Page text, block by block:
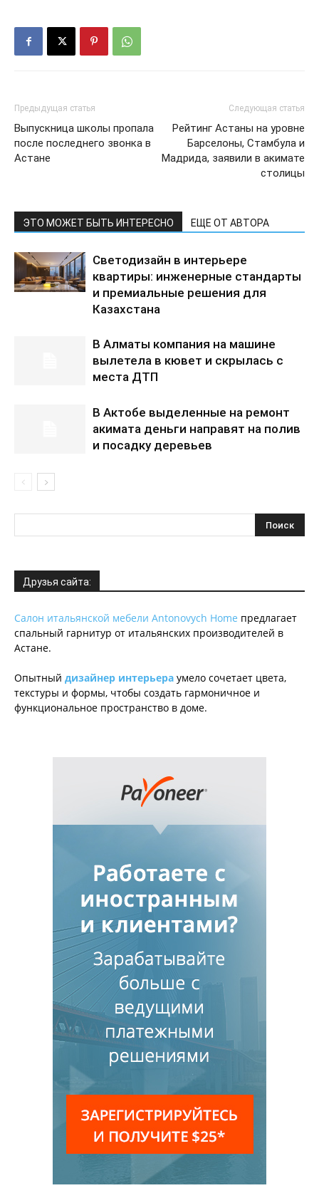
Предыдущая статья
Выпускница школы пропала
после последнего звонка в
Астане
Следующая статья
Рейтинг Астаны на уровне
Барселоны, Стамбула и
Мадрида, заявили в акимате
столицы
ЭТО МОЖЕТ БЫТЬ ИНТЕРЕСНО ЕЩЕ ОТ АВТОРА
Светодизайн в интерьере
квартиры: инженерные стандарты
и премиальные решения для
Казахстана
В Алматы компания на машине
вылетела в кювет и скрылась с
места ДТП
В Актобе выделенные на ремонт
акимата деньги направят на полив
и посадку деревьев
Друзья сайта:
Салон итальянской мебели Antonovych Home предлагает
спальный гарнитур от итальянских производителей в
Астане.
Опытный дизайнер интерьера умело сочетает цвета,
текстуры и формы, чтобы создать гармоничное и
функциональное пространство в доме.